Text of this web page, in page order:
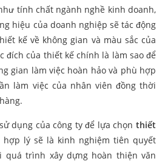
tính chất ngành nghề kinh doanh,
hiệu của doanh nghiệp sẽ tác động
kế về không gian và màu sắc của
đích của thiết kế chính là làm sao để
gian làm việc hoàn hảo và phù hợp
làm việc của nhân viên đồng thời
dụng của công ty để lựa chọn thiết
hợp lý sẽ là kinh nghiệm tiên quyết
quá trình xây dựng hoàn thiện văn